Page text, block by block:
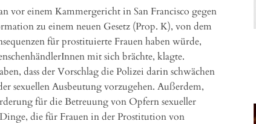
vor einem Kammergericht in San Francisco gegen
zu einem neuen Gesetz (Prop. K), von dem
für prostituierte Frauen haben würde,
mit sich brächte, klagte.
dass der Vorschlag die Polizei darin schwächen
sexuellen Ausbeutung vorzugehen. Außerdem,
für die Betreuung von Opfern sexueller
die für Frauen in der Prostitution von